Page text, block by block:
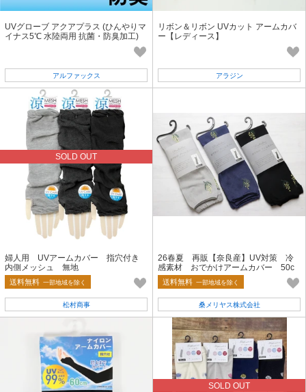
UVグローブ アクアプラス (ひんやりマ
イナス5℃ 水陸両用 抗菌・防臭加工)
アルファックス
リボン＆リボン UVカット アームカバ
ー【レディース】
アラジン
SOLD OUT
婦人用 UVアームカバー 指穴付き
内側メッシュ 無地
送料無料 一部地域を除く
松村商事
26春夏 再販【奈良産】UV対策 冷
感素材 おでかけアームカバー 50c
m ミモザ柄
送料無料 一部地域を除く
桑メリヤス株式会社
SOLD OUT